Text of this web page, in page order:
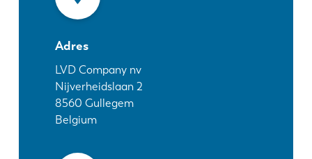
Adres
LVD Company nv
Nijverheidslaan 2
8560 Gullegem
Belgium
Odkryj LVD
Realizacje
Wydarzenia
Centrum zasobów
Branże i rozwiązania